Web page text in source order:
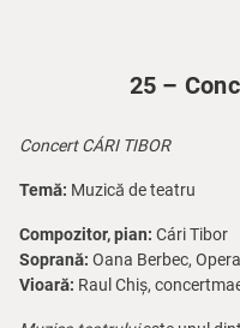
25 –
Concert CÁRI TIBOR
Temă: Muzică de teatru
Compozitor, pian: Cári Tibor
Soprană: Oana Berbec,
Vioară: Raul Chiș,